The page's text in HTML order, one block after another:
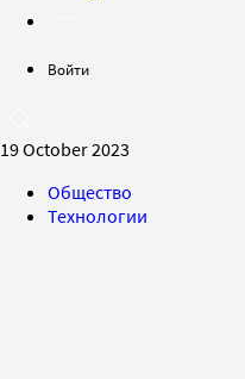
Войти
19 October 2023
Общество
Технологии